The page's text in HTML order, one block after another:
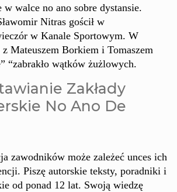
w walce no ano sobre dystansie.
Nitras gościł w
w Kanale Sportowym. W
Mateuszem Borkiem i Tomaszem
“zabrakło wątków żużlowych.
Zakłady
No Ano De
zawodników może zależeć unces ich
Piszę autorskie teksty, poradniki i
od ponad 12 lat. Swoją wiedzę